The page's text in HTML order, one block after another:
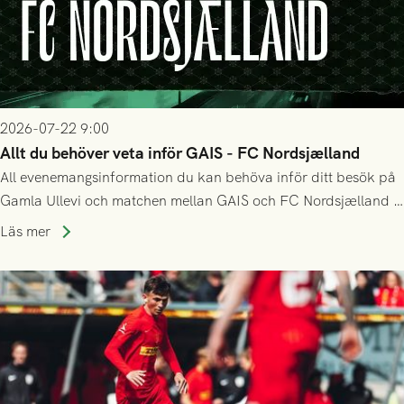
2026-07-22 9:00
Allt du behöver veta inför GAIS - FC Nordsjælland
All evenemangsinformation du kan behöva inför ditt besök på
Gamla Ullevi och matchen mellan GAIS och FC Nordsjælland i
kvalet till Conference League! Avspark kl 19.00 på torsdag
Läs mer